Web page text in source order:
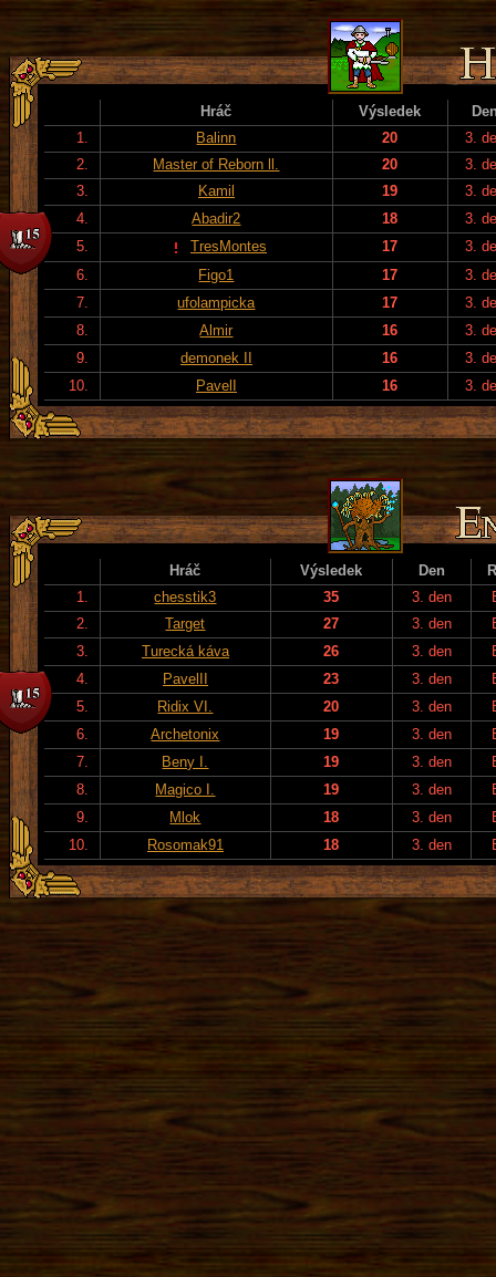
Hráč Výsledek
1.
Balinn 20
3.
2.
Master of Reborn ll. 20
3.
3.
Kamil 19
3.
4.
Abadir2 18
3.
5.
TresMontes 17
3.
6.
Figo1 17
3.
7.
ufolampicka 17
3.
8.
Almir 16
3.
9.
demonek II 16
3.
10.
PavelI 16 3.
Hráč Výsledek Den
1.
chesstik3 35 3. den
2.
Target 27 3. den
3.
Turecká káva 26 3. den
4.
PavelII 23 3. den
5.
Ridix VI. 20 3. den
6.
Archetonix 19 3. den
7.
Beny I. 19 3. den
8.
Magico I. 19 3. den
9.
Mlok 18 3. den
10.
Rosomak91 18 3. den